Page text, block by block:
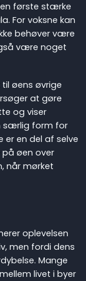
første stærke
For voksne kan
behøver være
være noget
til øens øvrige
at gøre
og viser
særlig form for
er en del af selve
øen over
når mørket
oplevelsen
men fordi dens
Mange
livet i byer